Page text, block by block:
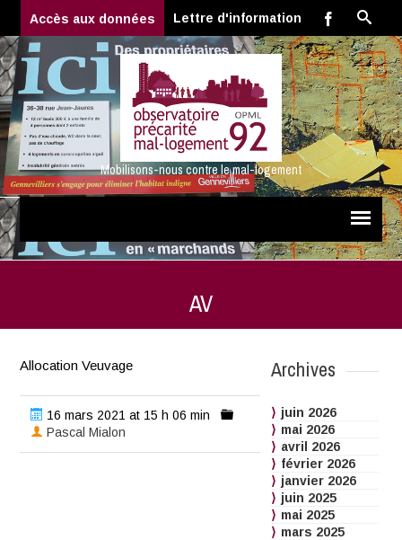
Accès aux données Lettre d'information
Mobilisons-nous contre le mal-logement
AV
Allocation Veuvage
16 mars 2021 at 15 h 06 min
Pascal Mialon
Archives
juin 2026
mai 2026
avril 2026
février 2026
janvier 2026
juin 2025
mai 2025
mars 2025